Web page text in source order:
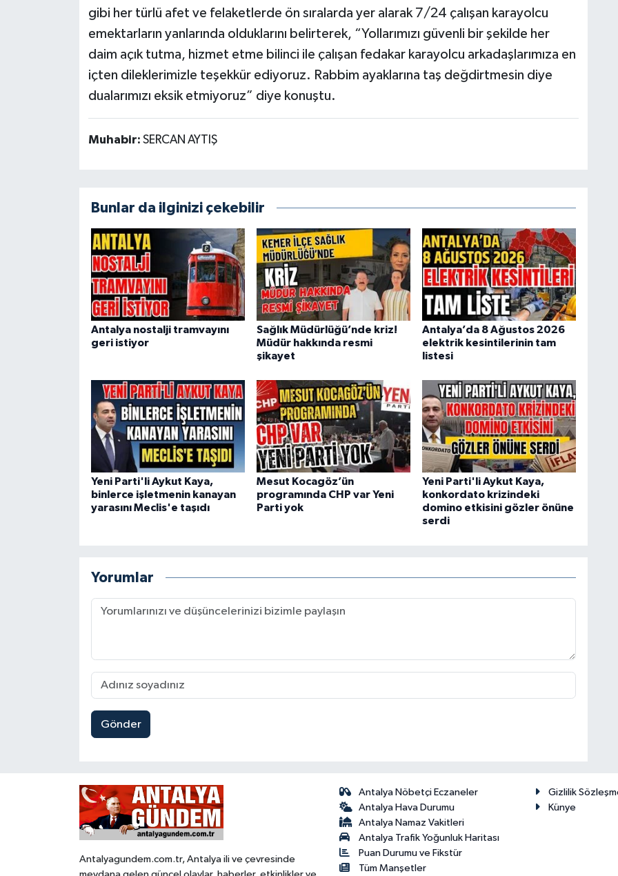
gibi her türlü afet ve felaketlerde ön sıralarda yer alarak 7/24 çalışan karayolcu
emektarların yanlarında olduklarını belirterek, “Yollarımızı güvenli bir şekilde her
daim açık tutma, hizmet etme bilinci ile çalışan fedakar karayolcu arkadaşlarımıza en
içten dileklerimizle teşekkür ediyoruz. Rabbim ayaklarına taş değdirtmesin diye
dualarımızı eksik etmiyoruz” diye konuştu.
Muhabir: SERCAN AYTIŞ
Bunlar da ilginizi çekebilir
Antalya nostalji tramvayını
geri istiyor
Sağlık Müdürlüğü’nde kriz!
Müdür hakkında resmi
şikayet
Antalya’da 8 Ağustos 2026
elektrik kesintilerinin tam
listesi
Yeni Parti'li Aykut Kaya,
binlerce işletmenin kanayan
yarasını Meclis'e taşıdı
Mesut Kocagöz’ün
programında CHP var Yeni
Parti yok
Yeni Parti'li Aykut Kaya,
konkordato krizindeki
domino etkisini gözler önüne
serdi
Yorumlar
Gönder
Antalyagundem.com.tr, Antalya ili ve çevresinde
meydana gelen güncel olaylar, haberler, etkinlikler ve
Antalya Nöbetçi Eczaneler
Antalya Hava Durumu
Antalya Namaz Vakitleri
Antalya Trafik Yoğunluk Haritası
Puan Durumu ve Fikstür
Tüm Manşetler
Gizlilik
Künye